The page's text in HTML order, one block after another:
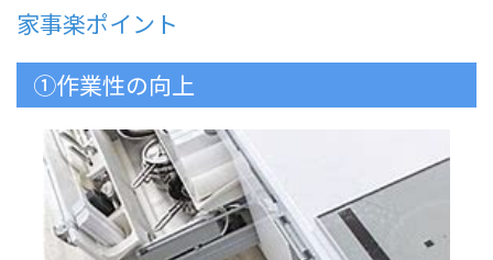
家事楽ポイント
①作業性の向上